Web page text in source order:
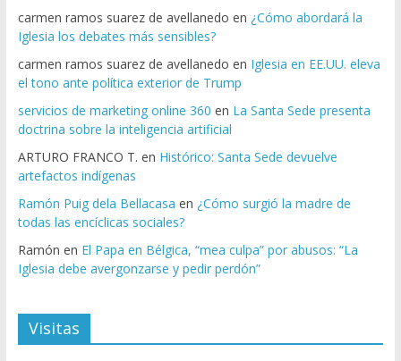
carmen ramos suarez de avellanedo en ¿Cómo abordará la
Iglesia los debates más sensibles?
carmen ramos suarez de avellanedo en Iglesia en EE.UU. eleva
el tono ante política exterior de Trump
servicios de marketing online 360 en La Santa Sede presenta
doctrina sobre la inteligencia artificial
ARTURO FRANCO T. en Histórico: Santa Sede devuelve
artefactos indígenas
Ramón Puig dela Bellacasa en ¿Cómo surgió la madre de
todas las encíclicas sociales?
Ramón en El Papa en Bélgica, “mea culpa” por abusos: “La
Iglesia debe avergonzarse y pedir perdón”
Visitas